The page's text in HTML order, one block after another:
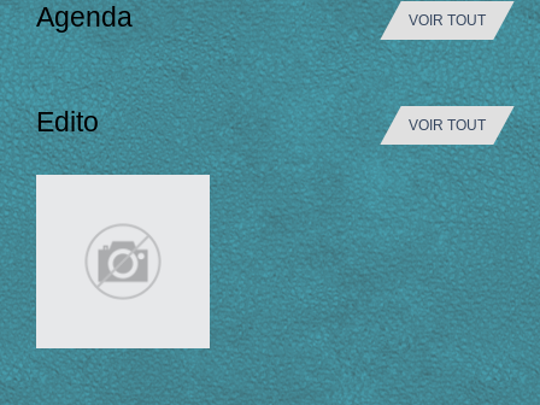
Agenda VOIR TOUT
Edito VOIR TOUT